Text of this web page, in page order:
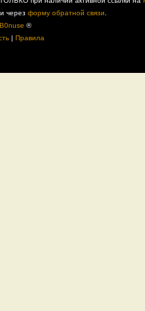
через форму обратной связи
B0nuse ®
| Правила